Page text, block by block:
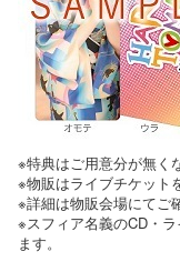
※特典はご用意分が無く
※物販はライブチケット
※詳細は物販会場にてご
※スフィア名義のCD・
ます。